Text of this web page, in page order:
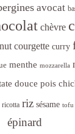
avocat
chèvre
courgette curry
menthe mozzarella
douce pois
ricotta riz sésame tofu
épinard